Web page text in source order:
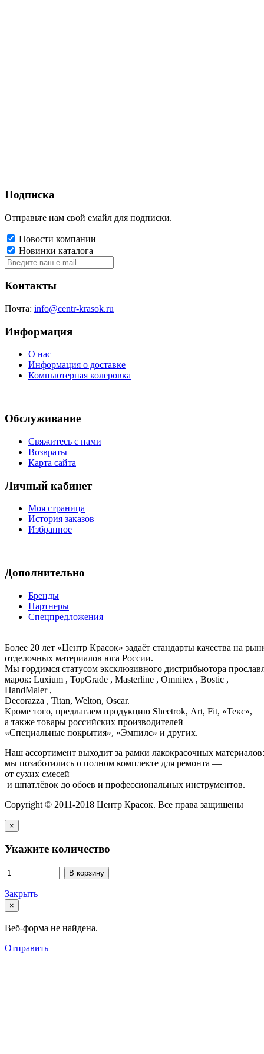
Подписка
Отправьте нам свой емайл для подписки.
Новости компании
Новинки каталога
Контакты
Почта: info@centr-krasok.ru
Информация
О нас
Информация о доставке
Компьютерная колеровка
Обслуживание
Свяжитесь с нами
Возвраты
Карта сайта
Личный кабинет
Моя страница
История заказов
Избранное
Дополнительно
Бренды
Партнеры
Спецпредложения
Более 20 лет «Центр Красок» задаёт стандарты качества на
отделочных материалов юга России.
Мы гордимся статусом эксклюзивного дистрибьютора
марок: Luxium , TopGrade , Masterline , Omnitex , Bostic ,
HandMaler ,
Decorazza , Titan, Welton, Oscar.
Кроме того, предлагаем продукцию Sheetrok, Art, Fit, «Текс»,
а также товары российских производителей —
«Специальные покрытия», «Эмпилс» и других.
Наш ассортимент выходит за рамки лакокрасочных
мы позаботились о полном комплекте для ремонта —
от сухих смесей
и шпатлёвок до обоев и профессиональных инструментов.
Copyright © 2011-2018 Центр Красок. Все права защищены
×
Укажите количество
В корзину
Закрыть
×
Веб-форма не найдена.
Отправить